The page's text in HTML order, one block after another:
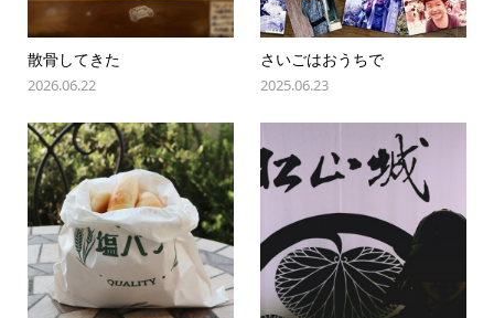
散骨してきた
2026.06.22
さいごはおうちで
2025.06.23